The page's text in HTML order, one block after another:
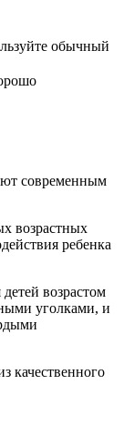
обычный
современным
возрастных
ребенка
возрастом
уголками, и
качественного